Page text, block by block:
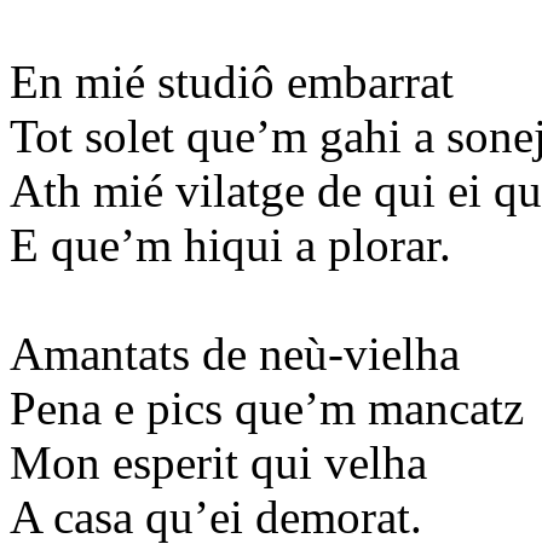
En mié studiô embarrat
Tot solet que’m gahi a
Ath mié vilatge de qui ei
E que’m hiqui a plorar.
Amantats de neù-vielha
Pena e pics que’m mancatz
Mon esperit qui velha
A casa qu’ei demorat.